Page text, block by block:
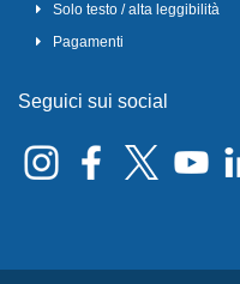
Solo testo / alta leggibilità
Pagamenti
Seguici sui social